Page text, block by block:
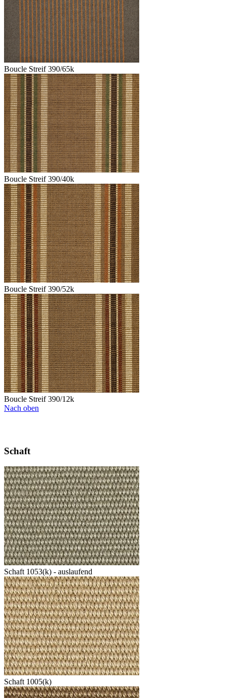
Boucle Streif 390/65k
Boucle Streif 390/40k
Boucle Streif 390/52k
Boucle Streif 390/12k
Nach oben
Schaft
Schaft 1053(k) - auslaufend
Schaft 1005(k)